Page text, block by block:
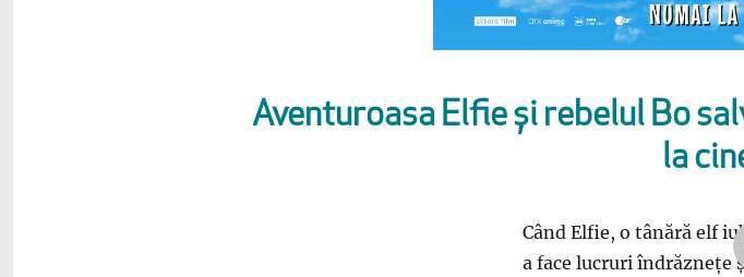
Aventuroasa Elfie și rebelul Bo
la
Când Elfie, o tânără elf
a face lucruri îndrăznețe